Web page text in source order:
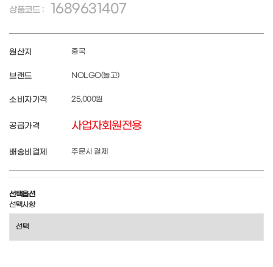
상품코드 : 1689631407
원산지 중국
브랜드 NOLGO(놀고)
소비자가격 25,000원
공급가격 사업자회원전용
배송비결제 주문시 결제
선택옵션
선택사항